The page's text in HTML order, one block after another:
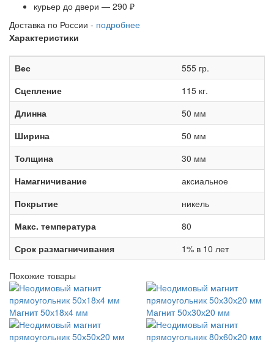
курьер до двери — 290 ₽
Доставка по России - подробнее
Характеристики
Вес
555 гр.
Сцепление
115 кг.
Длинна
50 мм
Ширина
50 мм
Толщина
30 мм
Намагничивание
аксиальное
Покрытие
никель
Макс. температура
80
Срок размагничивания
1% в 10 лет
Похожие товары
Магнит 50х18х4 мм Магнит 50х30х20 мм